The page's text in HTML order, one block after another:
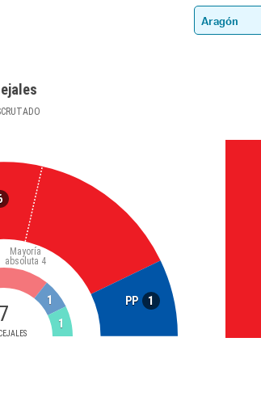
PP 1
7
Mayoría
absoluta 4
1
1